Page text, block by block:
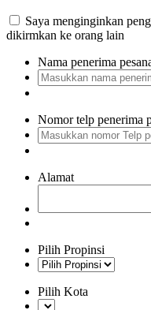
Saya menginginkan
dikirmkan ke orang lain
Nama penerima
Nomor telp penerima
Alamat
Pilih Propinsi
Pilih Kota